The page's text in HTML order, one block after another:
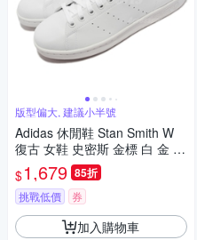
版型偏大, 建議小半號
Adidas 休閒鞋 Stan Smith W
復古 女鞋 史密斯 金標 白 金 G
58184
$1,679 85折
挑戰低價 券
加入購物車